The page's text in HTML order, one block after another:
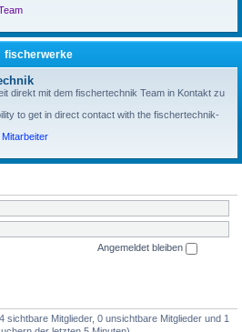
fischerwerke
direkt mit dem fischertechnik Team in Kontakt zu
to get in direct contact with the fischertechnik-
Angemeldet bleiben
sichtbare Mitglieder, 0 unsichtbare Mitglieder und 1